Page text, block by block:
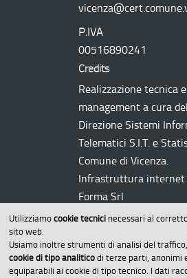
Utilizziamo cookie tecnici necessari al
sito web.
Usiamo inoltre strumenti di analisi del
cookie di tipo analitico di terze parti, anonimi
equiparabili ai cookie di tipo tecnico. I dati
P.IVA
00516890241
Credits
Realizzazione tecnica e
management a cura
Direzione Sistemi
Telematici S.I.T. e
Comune di Vicenza.
Infrastruttura internet
Forma Srl